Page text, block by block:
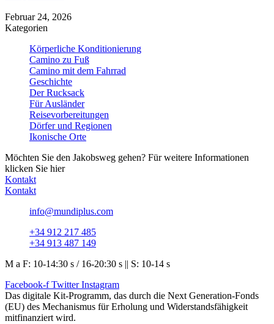
Februar 24, 2026
Kategorien
Körperliche Konditionierung
Camino zu Fuß
Camino mit dem Fahrrad
Geschichte
Der Rucksack
Für Ausländer
Reisevorbereitungen
Dörfer und Regionen
Ikonische Orte
Möchten Sie den Jakobsweg gehen? Für weitere Informationen
klicken Sie hier
Kontakt
Kontakt
info@mundiplus.com
+34 912 217 485
+34 913 487 149
M a F: 10-14:30 s / 16-20:30 s || S: 10-14 s
Facebook-f Twitter Instagram
Das digitale Kit-Programm, das durch die Next Generation-Fonds
(EU) des Mechanismus für Erholung und Widerstandsfähigkeit
mitfinanziert wird.